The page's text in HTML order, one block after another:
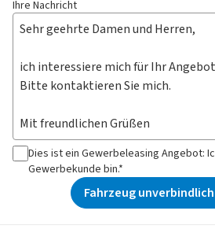
Ihre Nachricht
Dies ist ein Gewerbeleasing Angebot:
Gewerbekunde bin.*
Fahrzeug